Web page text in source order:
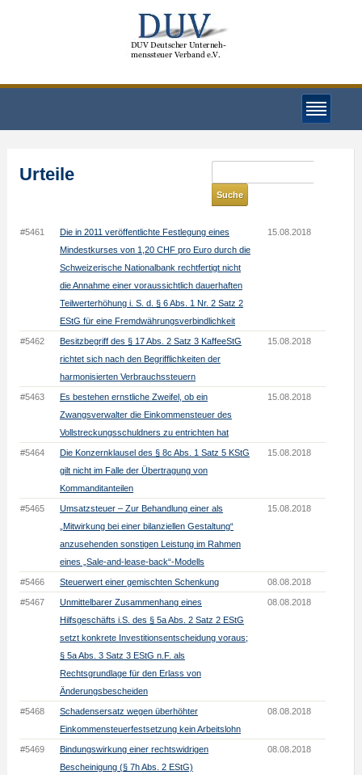
Urteile
#5461
Die in 2011 veröffentlichte Festlegung eines
Mindestkurses von 1,20 CHF pro Euro durch die
Schweizerische Nationalbank rechtfertigt nicht
die Annahme einer voraussichtlich dauerhaften
Teilwerterhöhung i. S. d. § 6 Abs. 1 Nr. 2 Satz 2
EStG für eine Fremdwährungsverbindlichkeit
15.08.2018
#5462
Besitzbegriff des § 17 Abs. 2 Satz 3 KaffeeStG
richtet sich nach den Begrifflichkeiten der
harmonisierten Verbrauchssteuern
15.08.2018
#5463
Es bestehen ernstliche Zweifel, ob ein
Zwangsverwalter die Einkommensteuer des
Vollstreckungsschuldners zu entrichten hat
15.08.2018
#5464
Die Konzernklausel des § 8c Abs. 1 Satz 5 KStG
gilt nicht im Falle der Übertragung von
Kommanditanteilen
15.08.2018
#5465
Umsatzsteuer – Zur Behandlung einer als
„Mitwirkung bei einer bilanziellen Gestaltung“
anzusehenden sonstigen Leistung im Rahmen
eines „Sale-and-lease-back“-Modells
15.08.2018
#5466 Steuerwert einer gemischten Schenkung 08.08.2018
#5467
Unmittelbarer Zusammenhang eines
Hilfsgeschäfts i.S. des § 5a Abs. 2 Satz 2 EStG
setzt konkrete Investitionsentscheidung voraus;
§ 5a Abs. 3 Satz 3 EStG n.F. als
Rechtsgrundlage für den Erlass von
Änderungsbescheiden
08.08.2018
#5468
Schadensersatz wegen überhöhter
Einkommensteuerfestsetzung kein Arbeitslohn
08.08.2018
#5469
Bindungswirkung einer rechtswidrigen
Bescheinigung (§ 7h Abs. 2 EStG)
08.08.2018